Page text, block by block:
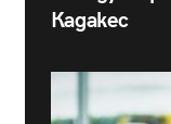
Кадакес